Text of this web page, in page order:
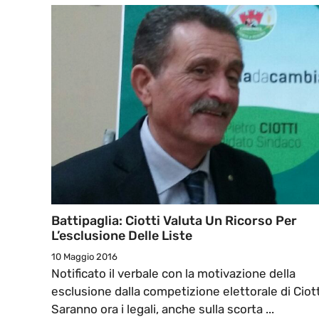
Battipaglia: Ciotti Valuta Un Ricorso Per
L’esclusione Delle Liste
10 Maggio 2016
Notificato il verbale con la motivazione della
esclusione dalla competizione elettorale di
Saranno ora i legali, anche sulla scorta ...